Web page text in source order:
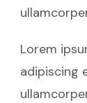
Lorem
adipiscing